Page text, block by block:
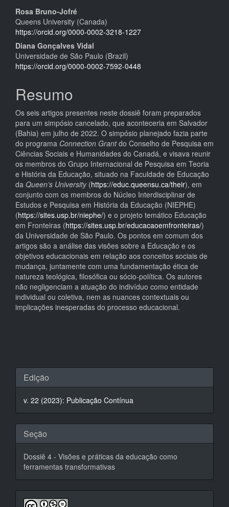
Conteúdo
do
artigo
principal
Rosa Bruno-Jofré
Queens University (Canada)
https://orcid.org/0000-0002-3218-1227
Diana Gonçalves Vidal
Universidade de São Paulo (Brazil)
https://orcid.org/0000-0002-7592-0448
Resumo
Os seis artigos presentes neste dossiê foram preparados
para um simpósio cancelado, que aconteceria em Salvador
(Bahia) em julho de 2022. O simpósio planejado fazia parte
do programa Connection Grantdo Conselho de Pesquisa em
Ciências Sociais e Humanidades do Canadá, e visava reunir
os membros do Grupo Internacional de Pesquisa em Teoria
e História da Educação, situado na Faculdade de Educação
da Queen’s University(https://educ.queensu.ca/their), em
conjunto com os membros do Núcleo Interdisciplinar de
Estudos e Pesquisa em História da Educação (NIEPHE)
(https://sites.usp.br/niephe/) e o projeto temático Educação
em Fronteiras (https://sites.usp.br/educacaoemfronteiras/)
da Universidade de São Paulo. Os pontos em comum dos
artigos são a análise das visões sobre a Educação e os
objetivos educacionais em relação aos conceitos sociais de
mudança, juntamente com uma fundamentação ética de
natureza teológica, filosófica ou sócio-política. Os autores
não negligenciam a atuação do indivíduo como entidade
individual ou coletiva, nem as nuances contextuais ou
implicações inesperadas do processo educacional.
Detalhes
do
artigo
Edição
v. 22 (2023): Publicação Contínua
Seção
Dossiê 4 - Visões e práticas da educação como
ferramentas transformativas